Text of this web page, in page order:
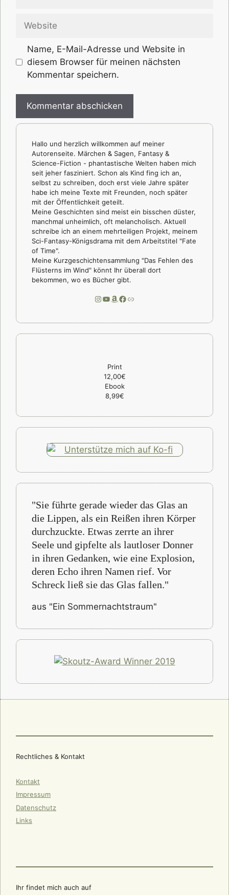
Mail-
Name, E-Mail-Adresse und Website in
diesem Browser für meinen nächsten
Kommentar speichern.
Hallo und herzlich willkommen auf meiner
Autorenseite. Märchen & Sagen, Fantasy &
Science-Fiction - phantastische Welten haben mich
seit jeher fasziniert. Schon als Kind fing ich an,
selbst zu schreiben, doch erst viele Jahre später
habe ich meine Texte mit Freunden, noch später
mit der Öffentlichkeit geteilt.
Meine Geschichten sind meist ein bisschen düster,
manchmal unheimlich, oft melancholisch. Aktuell
schreibe ich an einem mehrteiligen Projekt, meinem
Sci-Fantasy-Königsdrama mit dem Arbeitstitel "Fate
of Time".
Meine Kurzgeschichtensammlung "Das Fehlen des
Flüsterns im Wind" könnt Ihr überall dort
bekommen, wo es Bücher gibt.
Instagram
YouTube
Amazon
Facebook
Link
Print
12,00€
Ebook
8,99€
"Sie führte gerade wieder das Glas an
die Lippen, als ein Reißen ihren Körper
durchzuckte. Etwas zerrte an ihrer
Seele und gipfelte als lautloser Donner
in ihren Gedanken, wie eine Explosion,
deren Echo ihren Namen rief. Vor
Schreck ließ sie das Glas fallen."
aus "Ein Sommernachtstraum"
Rechtliches & Kontakt
Kontakt
Impressum
Datenschutz
Links
Ihr findet mich auch auf